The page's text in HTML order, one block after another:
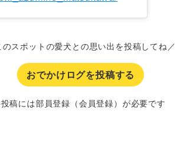
のスポットの愛犬との思い出を投稿してね／
おでかけログを投稿する
稿には部員登録（会員登録）が必要です